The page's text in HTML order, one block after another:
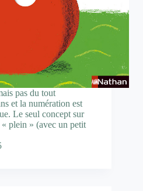
pas du tout
et la numération est
Le seul concept sur
plein » (avec un petit